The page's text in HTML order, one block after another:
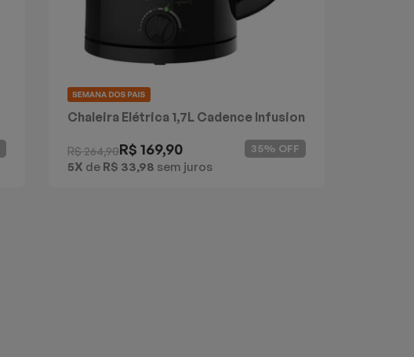
Chaleira Elétrica 1,7L Cadence Infusion
R$ 264,90R$ 169,90
5X de R$ 33,98 sem juros
35% OFF